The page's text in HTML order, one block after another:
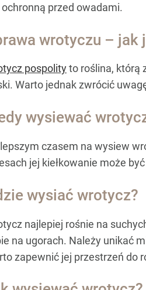
ochronną przed owadami.
wrotyczu – jak
pospolityto roślina, którą
Warto jednak zwrócić
wysiewać
czasem na wysiew
jej kiełkowanie może
wysiać wrotycz?
najlepiej rośnie na
na ugorach. Należy unikać
zapewnić jej przestrzeń do